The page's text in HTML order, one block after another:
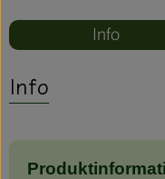
Info
Info